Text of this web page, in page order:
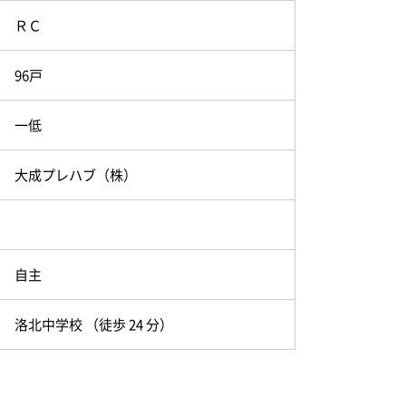
ＲＣ
96戸
一低
大成プレハブ（株）
自主
洛北中学校 （徒歩 24 分）